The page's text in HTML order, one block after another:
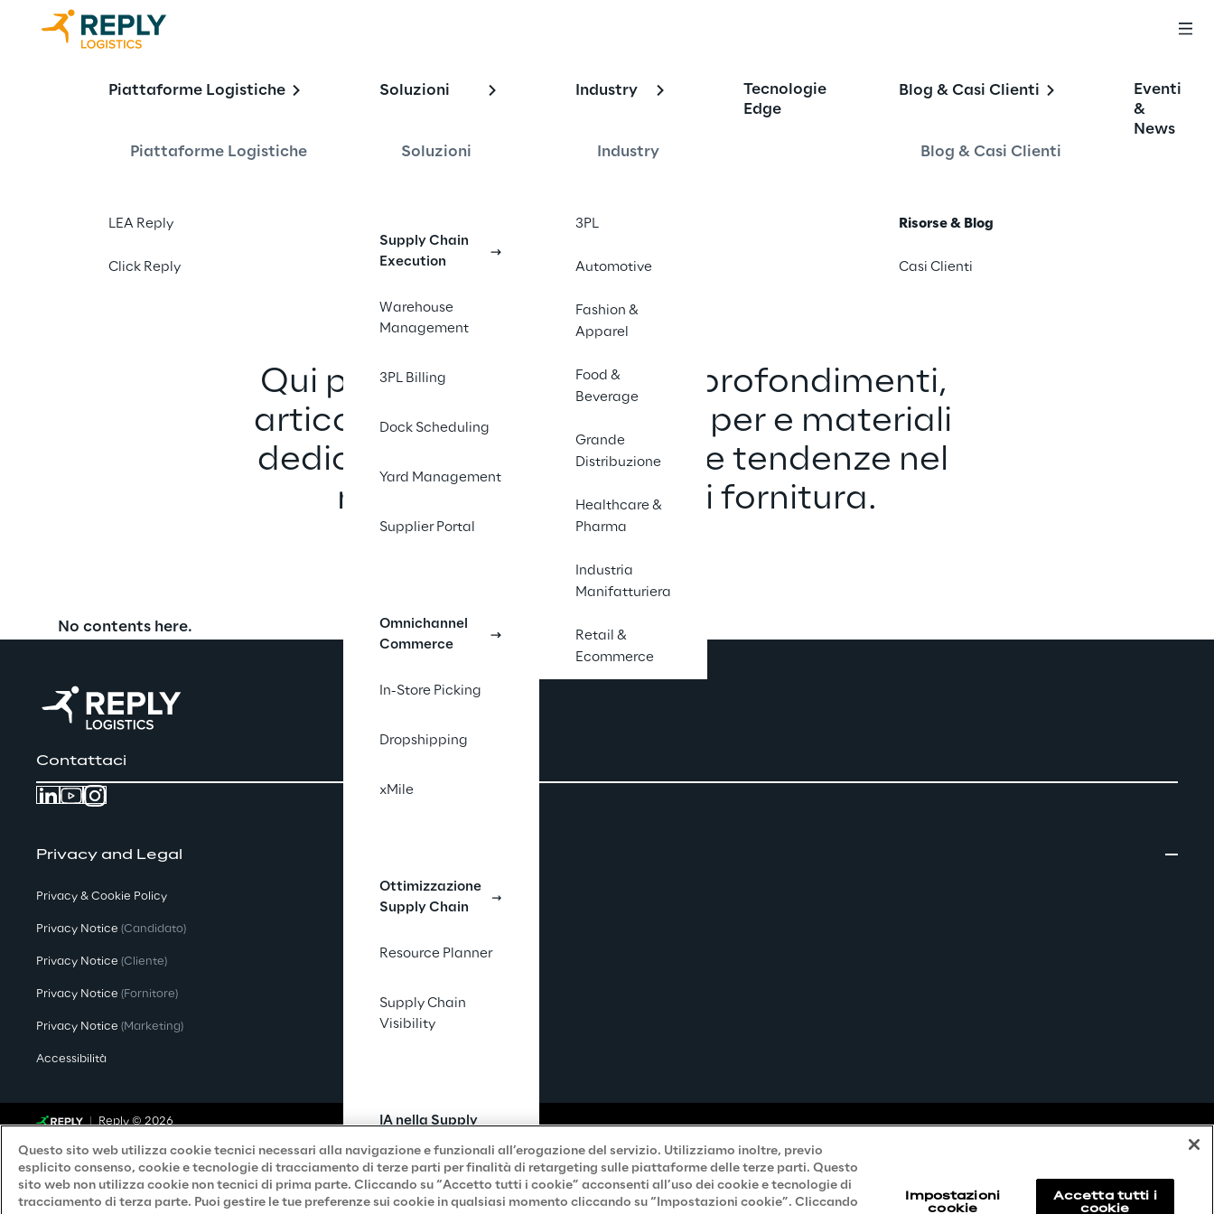
Piattaforme Logistiche
Piattaforme Logistiche
LEA Reply
Click Reply
Soluzioni
Soluzioni
Supply Chain
Execution
Warehouse
Management
3PL Billing
Dock Scheduling
Yard Management
Supplier Portal
Omnichannel
Commerce
In-Store Picking
Dropshipping
xMile
Ottimizzazione
Supply Chain
Resource Planner
Supply Chain
Visibility
IA nella Supply
GaliLEA AI-Based
Assistant
Industry
Industry
3PL
Automotive
Fashion &
Apparel
Food &
Beverage
Grande
Distribuzione
Healthcare &
Pharma
Industria
Manifatturiera
Retail &
Ecommerce
Tecnologie
Edge
Blog & Casi Clienti
Blog & Casi Clienti
Risorse & Blog
Casi Clienti
Eventi
&
News
Approfondimenti e blog
leadership di pensiero, i white paper e altro ancora.
Qui puoi trovare i nostri approfondimenti,
articoli di stampa, white paper e materiali
dedicati alle ultime notizie e tendenze nel
mondo della catena di fornitura.
No contents here.
Contattaci
Privacy and Legal
Privacy & Cookie Policy
Privacy Notice (Candidato)
Privacy Notice (Cliente)
Privacy Notice (Fornitore)
Privacy Notice (Marketing)
Accessibilità
Reply © 2026
Questo sito web utilizza cookie tecnici necessari alla navigazione e funzionali all’erogazione del servizio. Utilizziamo inoltre, previo
esplicito consenso, cookie e tecnologie di tracciamento di terze parti per finalità di retargeting sulle piattaforme delle terze parti. Questo
sito web non utilizza cookie non tecnici di prima parte. Cliccando su “Accetto tutti i cookie” acconsenti all’uso dei cookie e tecnologie di
tracciamento di terza parte. Puoi gestire le tue preferenze sui cookie in qualsiasi momento cliccando su “Impostazioni cookie”. Cliccando
Impostazioni
cookie
Accetta tutti i
cookie